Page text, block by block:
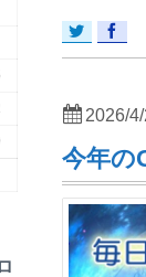
今年の
2026/